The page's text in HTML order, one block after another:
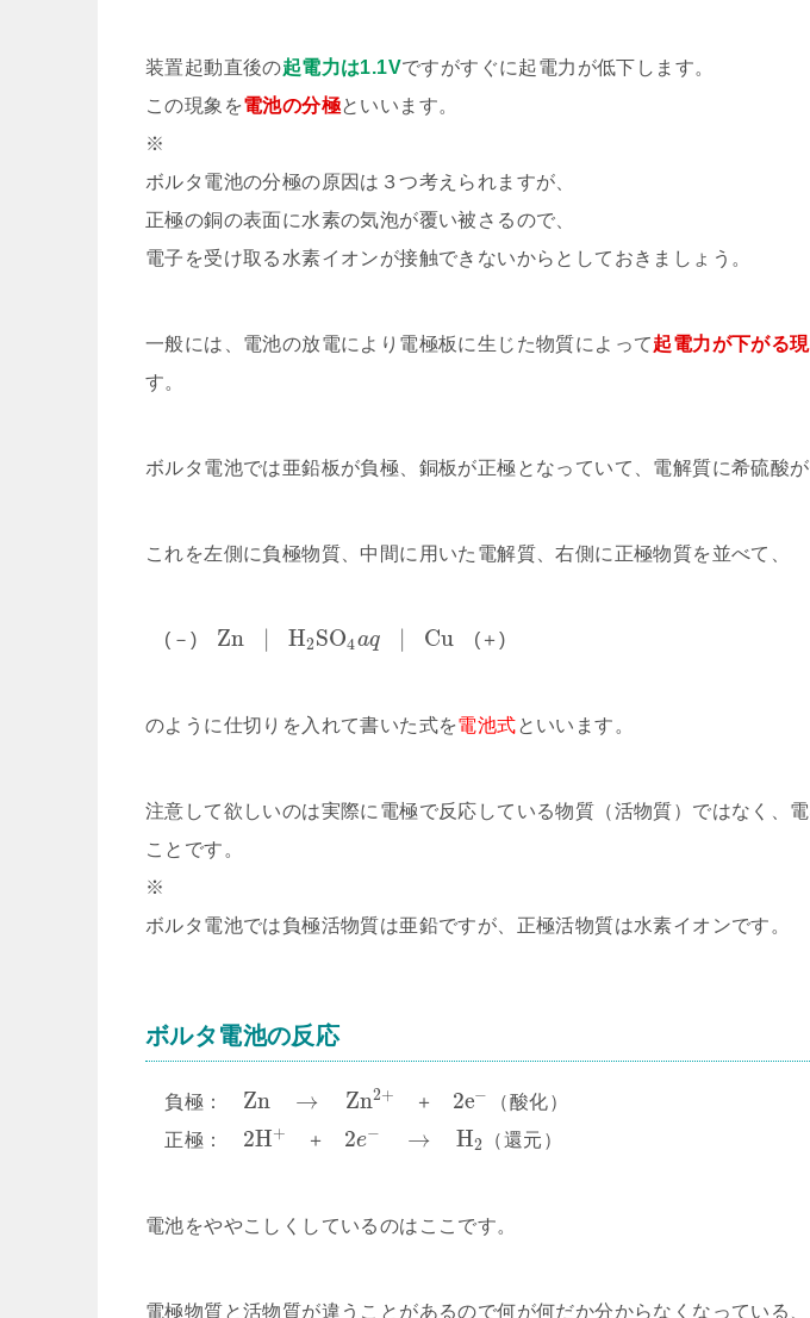
装置起動直後の起電力は1.1Vですがすぐに起電力が低下します。
この現象を電池の分極といいます。
※
ボルタ電池の分極の原因は３つ考えられますが、
正極の銅の表面に水素の気泡が覆い被さるので、
電子を受け取る水素イオンが接触できないからとしておきましょう。
一般には、電池の放電により電極板に生じた物質によって起電力が下がる
す。
ボルタ電池では亜鉛板が負極、銅板が正極となっていて、電解質に希硫酸が
これを左側に負極物質、中間に用いた電解質、右側に正極物質を並べて、
(－) Zn | H2SO4aq | Cu (＋)
のように仕切りを入れて書いた式を電池式といいます。
注意して欲しいのは実際に電極で反応している物質（活物質）ではなく、
ことです。
※
ボルタ電池では負極活物質は亜鉛ですが、正極活物質は水素イオンです。
ボルタ電池の反応
負極： Zn → Zn2+ ＋ 2e−
（酸化）
正極： 2H+ ＋ 2e− → H2 （還元）
電池をややこしくしているのはここです。
電極物質と活物質が違うことがあるので何が何だか分からなくなっている